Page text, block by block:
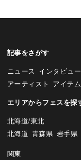
記事をさがす
ニュース インタビュー
アーティスト アイテム
エリアからフェスを探
北海道/東北
北海道 青森県 岩手県
関東